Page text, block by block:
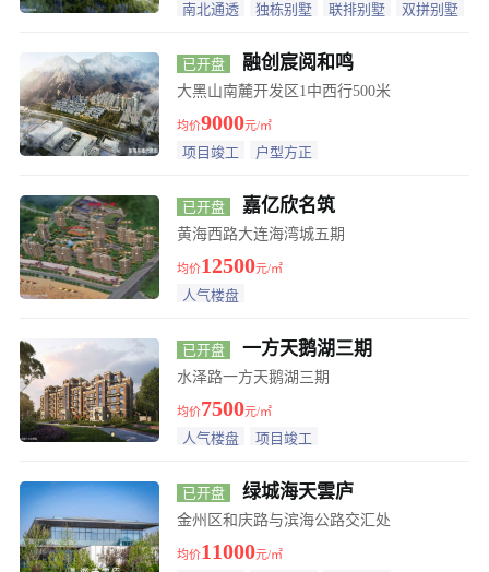
甘井子区机场北张前路革镇堡地铁站旁，万科公园都
会3居室低至95万一套起
突发：北京宣布取消普通住房和非普通住房标准
税收优化政策促购房需求持续释放
交房，销售优惠不断
中山区东港40年产权类住宅，旭辉铂森东港工程进度
中海地产摘得大连沙河口区机车厂居住用地、大城
（2024）-9号地块
契税减免利好楼市 房地产市场持续火热
高新区70年产权洋房，中海爱贤里剩余房源价格
智慧选择。
一线城市：二手房价上涨，新房价格下跌！
中指研究院：三季度50城住宅平均租金跌0.56%
南北通透 独栋别墅 联排别墅 双拼别墅
已开盘 融创宸阅和鸣
大黑山南麓开发区1中西行500米
均价9000元/㎡
项目竣工 户型方正
已开盘 嘉亿欣名筑
黄海西路大连海湾城五期
均价12500元/㎡
人气楼盘
已开盘 一方天鹅湖三期
水泽路一方天鹅湖三期
均价7500元/㎡
人气楼盘 项目竣工
已开盘 绿城海天雲庐
金州区和庆路与滨海公路交汇处
均价11000元/㎡